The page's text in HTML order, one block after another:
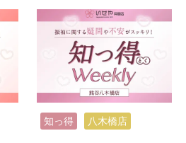
知っ得 八木橋店